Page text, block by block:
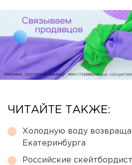
ЧИТАЙТЕ ТАКЖЕ:
Холодную воду
Екатеринбурга
Российские